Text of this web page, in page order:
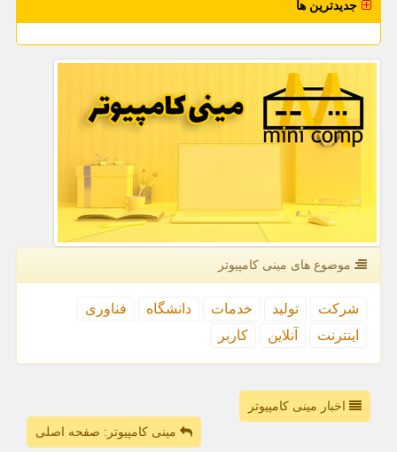
جدیدترین ها
موضوع های مینی كامپیوتر
شركت تولید خدمات دانشگاه
فناوری
اینترنت
آنلاین كاربر
اخبار مینی کامپیوتر
مینی کامپیوتر: صفحه اصلی